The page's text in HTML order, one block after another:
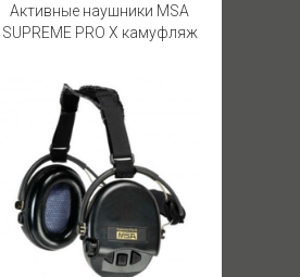
Активные наушники MSA
SUPREME PRO X камуфляж